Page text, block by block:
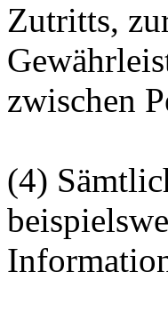
Zutritts,
zwischen
(4)